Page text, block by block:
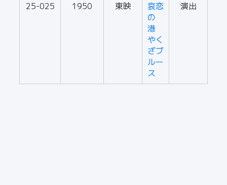
25-025 1950 東映
哀恋
の
港
やく
ざブ
ルー
ス
演出